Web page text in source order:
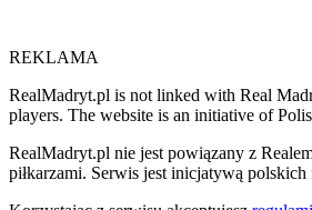
REKLAMA
RealMadryt.pl is not linked with Real
players. The website is an initiative of
RealMadryt.pl nie jest powiązany z
piłkarzami. Serwis jest inicjatywą